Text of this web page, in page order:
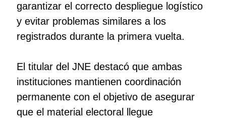
garantizar el correcto despliegue logístico
y evitar problemas similares a los
registrados durante la primera vuelta.
El titular del JNE destacó que ambas
instituciones mantienen coordinación
permanente con el objetivo de asegurar
que el material electoral llegue